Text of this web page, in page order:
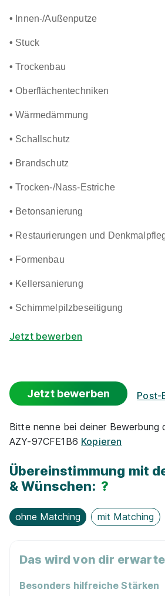
• Innen-/Außenputze
• Stuck
•Trockenbau
•Oberflächentechniken
•Wärmedämmung
• Schallschutz
• Brandschutz
•Trocken-/Nass-Estriche
• Betonsanierung
• Restaurierungen und
• Formenbau
• Kellersanierung
• Schimmelpilzbeseitigung
Jetzt bewerben
Jetzt bewerben Post-
Bitte nenne bei deiner Bewerbung
AZY-97CFE1B6 Kopieren
Übereinstimmung mit
& Wünschen: ?
ohne Matching mit Matching
Das wird von dir
Besonders hilfreiche Stärken